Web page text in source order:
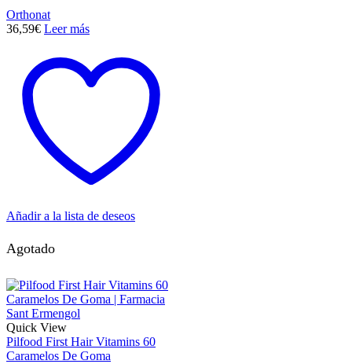
Orthonat
36,59€ Leer más
Añadir a la lista de deseos
Agotado
Quick View
Pilfood First Hair Vitamins 60
Caramelos De Goma